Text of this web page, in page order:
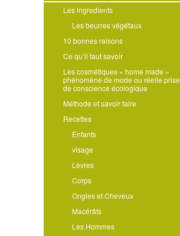
Les ingredients
Les beurres végétaux
10 bonnes raisons
Ce qu’il faut savoir
Les cosmétiques « home made »
phénomène de mode ou réelle prise
de conscience écologique
Méthode et savoir faire
Recettes
Enfants
visage
Lèvres
Corps
Ongles et Cheveux
Macérâts
Les Hommes